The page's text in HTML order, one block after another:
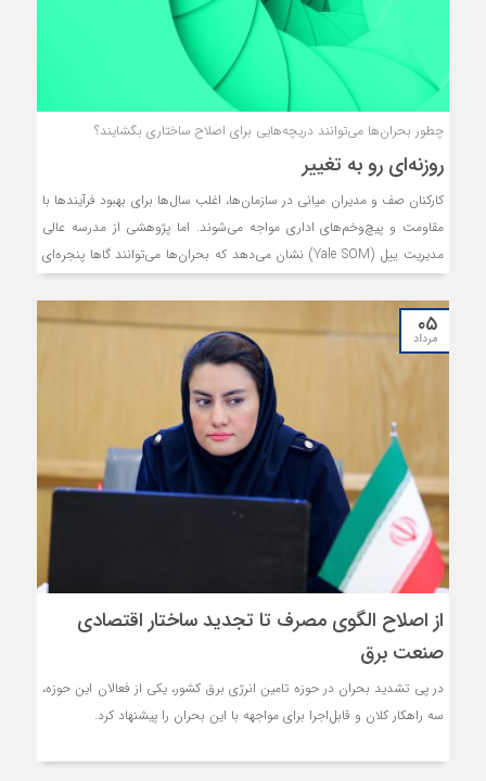
چطور بحران‌ها می‌توانند دریچه‌هایی برای اصلاح ساختاری بگشایند؟
روزنه‌ای رو به تغییر
کارکنان صف و مدیران میانی در سازمان‌ها، اغلب سال‌ها برای بهبود فرآیندها با
مقاومت‌ و پیچ‌و‌خم‌های اداری مواجه می‌شوند. اما پژوهشی از مدرسه عالی
مدیریت ییل (Yale SOM) نشان می‌دهد که بحران‌ها می‌توانند گاها پنجره‌ای
را رو به تغییرات جدید بگشایند؛ مشروط بر آن‌که حامیان ایده‌های نو، با
سرعت و چابکی عمل کرده، پیشنهادهای آماده جهت تغییرات در چنته داشته و
بتوانند ارزش کوتاه‌مدت و بلندمدت این پیشنهادها را اثبات نمایند.
۰۵
مرداد
از اصلاح الگوی مصرف تا تجدید ساختار اقتصادی
صنعت برق
در پی تشدید بحران در حوزه تامین انرژی برق کشور، یکی از فعالان این حوزه،
سه راهکار کلان و قابل‌اجرا برای مواجهه با این بحران را پیشنهاد کرد.